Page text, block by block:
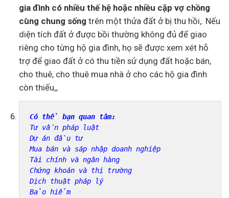
gia đình có nhiều thế hệ hoặc nhiều cặp vợ chồng
cùng chung sống trên một thửa đất ở bị thu hồi,. Nếu
diện tích đất ở được bồi thường không đủ để giao
riêng cho từng hộ gia đình, họ sẽ được xem xét hỗ
trợ để giao đất ở có thu tiền sử dụng đất hoặc bán,
cho thuê, cho thuê mua nhà ở cho các hộ gia đình
còn thiếu,,.
Có thể bạn quan tâm:
Tư vấn pháp luật
Dự án đầu tư
Mua bán và sáp nhập doanh nghiệp
Tài chính và ngân hàng
Chứng khoán và thị trường
Dịch thuật pháp lý
Bảo hiểm